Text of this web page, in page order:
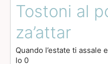
Tostoni al
za’attar
Quando l’estate ti assale
lo 0